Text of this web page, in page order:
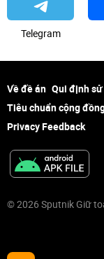
Telegram
Về đề án Qui định
Tiêu chuẩn cộng
Privacy Feedback
© 2026 Sputnik Giữ